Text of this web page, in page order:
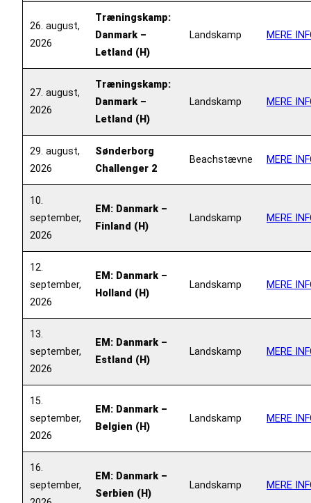
26. august,
2026
Træningskamp:
Danmark –
Letland (H)
Landskamp MERE
27. august,
2026
Træningskamp:
Danmark –
Letland (H)
Landskamp MERE
29. august,
2026
Sønderborg
Challenger 2
Beachstævne MERE
10.
september,
2026
EM: Danmark –
Finland (H)
Landskamp MERE
12.
september,
2026
EM: Danmark –
Holland (H)
Landskamp MERE
13.
september,
2026
EM: Danmark –
Estland (H)
Landskamp MERE
15.
september,
2026
EM: Danmark –
Belgien (H)
Landskamp MERE
16.
september,
EM: Danmark –
Serbien (H)
Landskamp MERE